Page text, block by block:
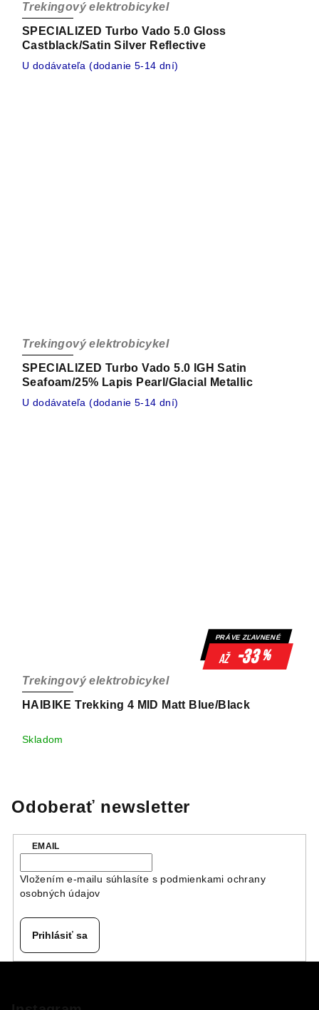
SPECIALIZED Turbo Vado 5.0 Gloss
Castblack/Satin Silver Reflective
Trekingový elektrobicykel
U dodávateľa (dodanie 5-14 dní)
SPECIALIZED Turbo Vado 5.0 IGH Satin
Seafoam/25% Lapis Pearl/Glacial Metallic
Trekingový elektrobicykel
U dodávateľa (dodanie 5-14 dní)
PRÁVE ZĽAVNENÉ
až -33%
HAIBIKE Trekking 4 MID Matt Blue/Black
Trekingový elektrobicykel
Skladom
Odoberať newsletter
EMAIL
Vložením e-mailu súhlasíte s podmienkami ochrany
osobných údajov
Prihlásiť sa